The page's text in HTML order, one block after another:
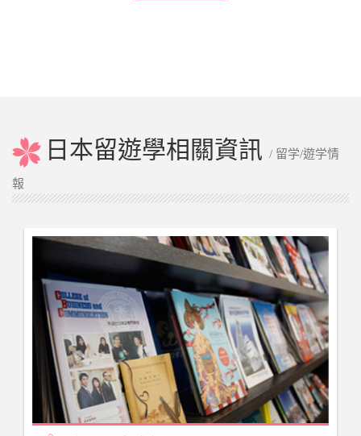
日本留遊學相關資訊/ 留学/遊学情
報